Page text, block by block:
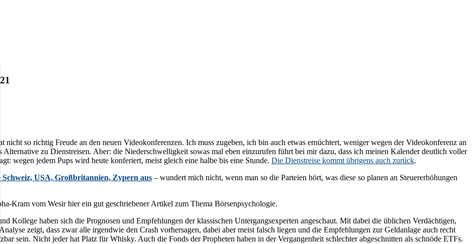
nicht so richtig Freude an den neuen Videokonferenzen. Ich muss zugeben, ich bin auch etwas ernüchtert, weniger wegen der Videokonferenz an
zu Dienstreisen. Aber: die Niederschwelligkeit sowas mal eben einzurufen führt bei mir dazu, dass ich meinen Kalender deutlich voller
wegen jedem Pups wird heute konferiert, meist gleich eine halbe bis eine Stunde. Die Dienstreise kommt übrigens auch zurück.
USA, Großbritannien, Zypern aus – wundert mich nicht, wenn man so die Parteien hört, was diese so planen an Steuererhöhungen
Kram vom Wesir hier ein gut geschriebener Artikel zum Thema Börsenpsychologie.
Kollege haben sich die Prognosen und Empfehlungen der klassischen Untergangsexperten angeschaut. Mit dabei die üblichen Verdächtigen,
zeigt, dass zwar alle irgendwie den Crash vorhersagen, dabei aber meist falsch liegen und die Empfehlungen zur Geldanlage auch recht
sein. Nicht jeder hat Platz für Whisky. Auch die Fonds der Propheten haben in der Vergangenheit schlechter abgeschnitten als schnöde ETFs.